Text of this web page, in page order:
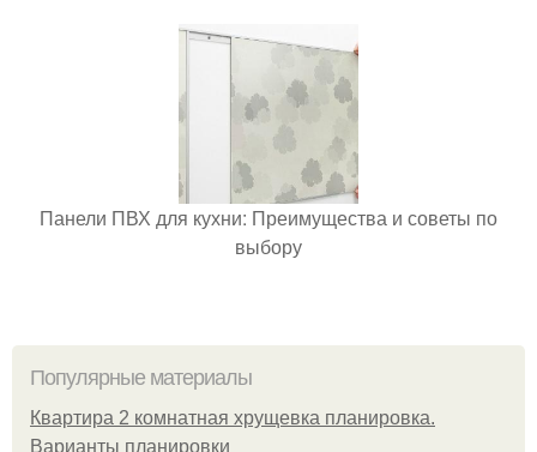
Панели ПВХ для кухни: Преимущества и советы по
выбору
Популярные материалы
Квартира 2 комнатная хрущевка планировка.
Варианты планировки